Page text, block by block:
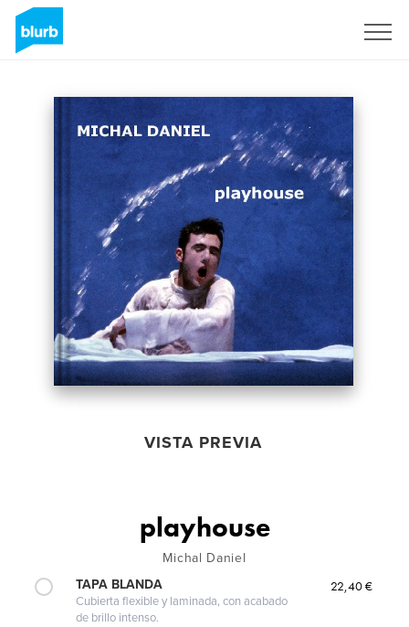
VISTA PREVIA
playhouse
Michal Daniel
TAPA BLANDA
Cubierta flexible y laminada, con acabado
de brillo intenso.
22,40 €